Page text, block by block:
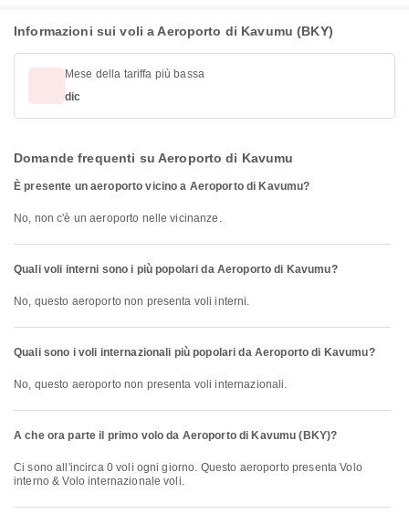
Informazioni sui voli a Aeroporto di Kavumu (BKY)
Mese della tariffa più bassa
dic
Domande frequenti su Aeroporto di Kavumu
È presente un aeroporto vicino a Aeroporto di Kavumu?
No, non c'è un aeroporto nelle vicinanze.
Quali voli interni sono i più popolari da Aeroporto di Kavumu?
No, questo aeroporto non presenta voli interni.
Quali sono i voli internazionali più popolari da Aeroporto di Kavumu?
No, questo aeroporto non presenta voli internazionali.
A che ora parte il primo volo da Aeroporto di Kavumu (BKY)?
Ci sono all'incirca 0 voli ogni giorno. Questo aeroporto presenta Volo
interno & Volo internazionale voli.